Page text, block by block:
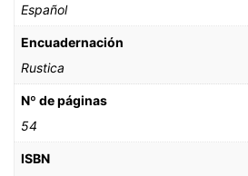
Español
Encuadernación
Rustica
Nº de páginas
54
ISBN